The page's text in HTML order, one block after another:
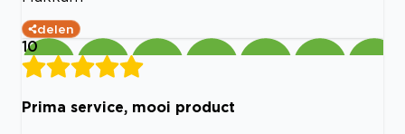
delen
10
Prima service, mooi product